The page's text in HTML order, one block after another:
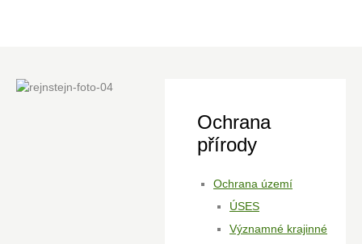
Ochrana
přírody
Ochrana území
ÚSES
Významné krajinné